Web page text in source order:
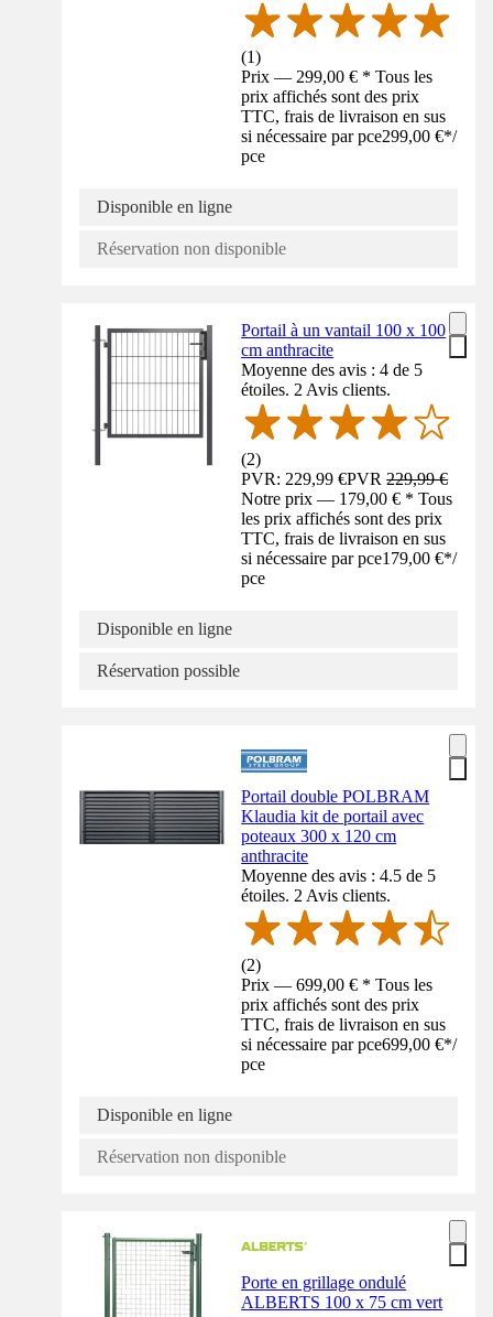
(1)
Prix — 299,00 € * Tous les
prix affichés sont des prix
TTC, frais de livraison en sus
si nécessaire par pce299,00 €*/
pce
Disponible en ligne
Réservation non disponible
Portail à un vantail 100 x 100
cm anthracite
Moyenne des avis : 4 de 5
étoiles. 2 Avis clients.
(2)
PVR: 229,99 €PVR229,99 €
Notre prix — 179,00 € * Tous
les prix affichés sont des prix
TTC, frais de livraison en sus
si nécessaire par pce179,00 €*/
pce
Disponible en ligne
Réservation possible
Portail double POLBRAM
Klaudia kit de portail avec
poteaux 300 x 120 cm
anthracite
Moyenne des avis : 4.5 de 5
étoiles. 2 Avis clients.
(2)
Prix — 699,00 € * Tous les
prix affichés sont des prix
TTC, frais de livraison en sus
si nécessaire par pce699,00 €*/
pce
Disponible en ligne
Réservation non disponible
Porte en grillage ondulé
ALBERTS 100 x 75 cm vert